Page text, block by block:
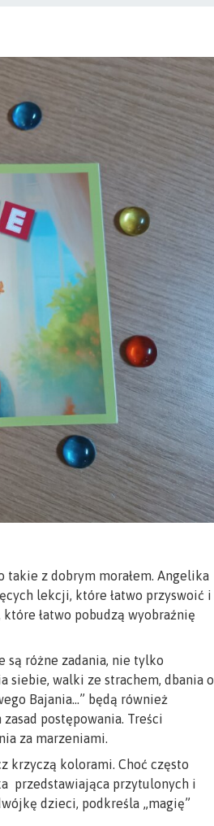
takie z dobrym morałem. Angelika
lekcji, które łatwo przyswoić i
łatwo pobudzą wyobraźnię
są różne zadania, nie tylko
siebie, walki ze strachem, dbania o
Bajania…” będą również
postępowania. Treści
za marzeniami.
krzyczą kolorami. Choć często
przedstawiająca przytulonych i
dzieci, podkreśla „magię”